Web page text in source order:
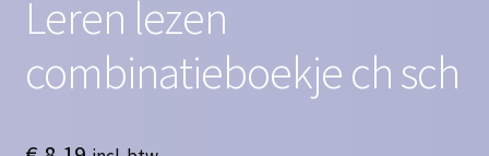
Leren lezen
combinatieboekje ch sch